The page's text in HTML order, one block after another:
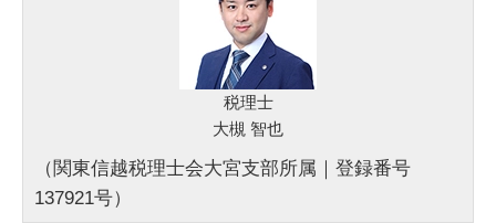
税理士
大槻 智也
（関東信越税理士会大宮支部所属｜登録番号
137921号）